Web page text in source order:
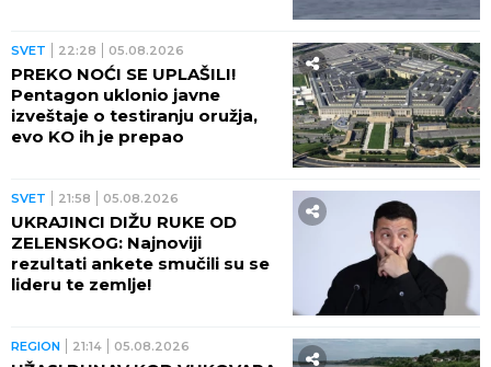
SVET 22:28 05.08.2026
PREKO NOĆI SE UPLAŠILI!
Pentagon uklonio javne
izveštaje o testiranju oružja,
evo KO ih je prepao
SVET 21:58 05.08.2026
UKRAJINCI DIŽU RUKE OD
ZELENSKOG: Najnoviji
rezultati ankete smučili su se
lideru te zemlje!
REGION 21:14 05.08.2026